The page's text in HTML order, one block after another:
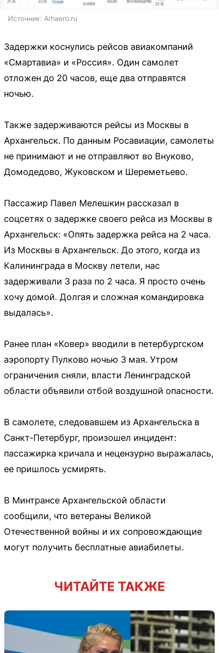
Источник: Arhaero.ru
Задержки коснулись рейсов авиакомпаний
«Смартавиа» и «Россия». Один самолет
отложен до 20 часов, еще два отправятся
ночью.
Также задерживаются рейсы из Москвы в
Архангельск. По данным Росавиации, самолеты
не принимают и не отправляют во Внуково,
Домодедово, Жуковском и Шереметьево.
Пассажир Павел Мелешкин рассказал в
соцсетях о задержке своего рейса из Москвы в
Архангельск: «Опять задержка рейса на 2 часа.
Из Москвы в Архангельск. До этого, когда из
Калининграда в Москву летели, нас
задерживали 3 раза по 2 часа. Я просто очень
хочу домой. Долгая и сложная командировка
выдалась».
Ранее план «Ковер» вводили в петербургском
аэропорту Пулково ночью 3 мая. Утром
ограничения сняли, власти Ленинградской
области объявили отбой воздушной опасности.
В самолете, следовавшем из Архангельска в
Санкт-Петербург, произошел инцидент:
пассажирка кричала и нецензурно выражалась,
ее пришлось усмирять.
В Минтрансе Архангельской области
сообщили, что ветераны Великой
Отечественной войны и их сопровождающие
могут получить бесплатные авиабилеты.
ЧИТАЙТЕ ТАКЖЕ